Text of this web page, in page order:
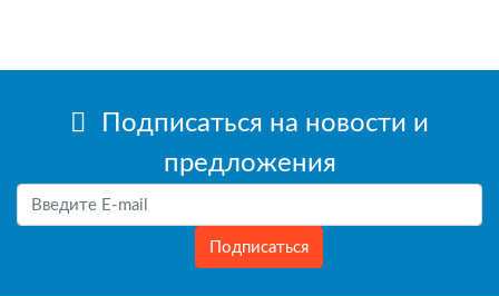
Подписаться на новости и
предложения
Подписаться